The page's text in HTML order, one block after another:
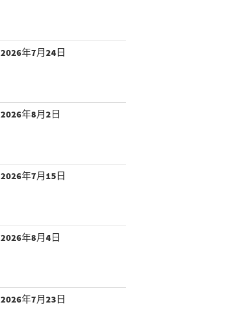
2026年7月24日
2026年8月2日
2026年7月15日
2026年8月4日
2026年7月23日